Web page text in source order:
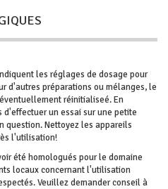
les réglages de dosage pour
d'autres préparations ou mélanges, le
réinitialiseé. En
un essai sur une petite
question. Nettoyez les appareils
l'utilisation!
été homologués pour le domaine
locaux concernant l'utilisation
Veuillez demander conseil à